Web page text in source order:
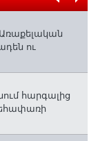
ու
հարգալից